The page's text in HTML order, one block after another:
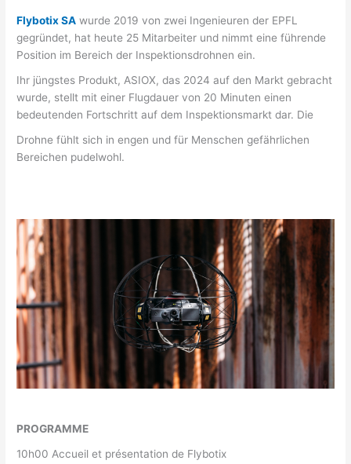
Flybotix SA wurde 2019 von zwei Ingenieuren der EPFL
gegründet, hat heute 25 Mitarbeiter und nimmt eine führende
Position im Bereich der Inspektionsdrohnen ein.
Ihr jüngstes Produkt, ASIOX, das 2024 auf den Markt gebracht
wurde, stellt mit einer Flugdauer von 20 Minuten einen
bedeutenden Fortschritt auf dem Inspektionsmarkt dar. Die
Drohne fühlt sich in engen und für Menschen gefährlichen
Bereichen pudelwohl.
PROGRAMME
10h00 Accueil et présentation de Flybotix